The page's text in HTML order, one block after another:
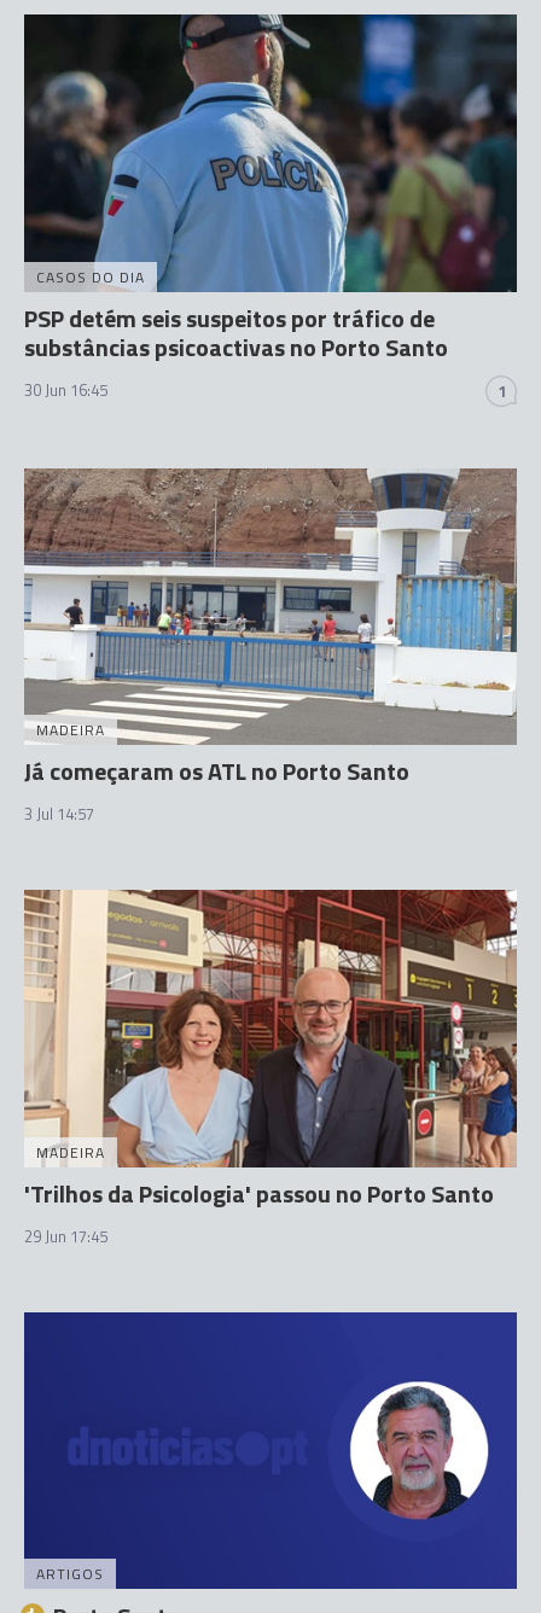
CASOS DO DIA
PSP detém seis suspeitos por tráfico de
substâncias psicoactivas no Porto Santo
30 Jun 16:45 1
MADEIRA
Já começaram os ATL no Porto Santo
3 Jul 14:57
MADEIRA
'Trilhos da Psicologia' passou no Porto Santo
29 Jun 17:45
ARTIGOS